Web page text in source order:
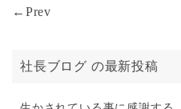
←Prev
社長ブログ の最新投稿